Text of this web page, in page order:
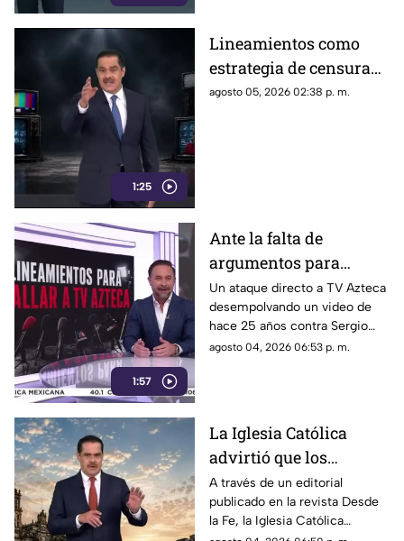
1:25
Lineamientos como
estrategia de censura
contra los ciudadanos
agosto 05, 2026 02:38 p. m.
1:57
Ante la falta de
argumentos para
justificar lineamientos
diseñados para
censurar, el Gobierno
recurrió a la
Un ataque directo a TV Azteca
desempolvando un video de
hace 25 años contra Sergio
Sarmiento. No es una disputa
agosto 04, 2026 06:53 p. m.
La Iglesia Católica
advirtió que los
lineamientos para la
defensa de las
audiencias podrían
A través de un editorial
publicado en la revista Desde
la Fe, la Iglesia Católica